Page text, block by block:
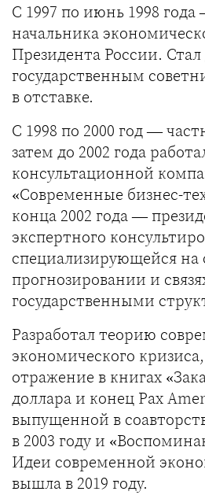
С 1997 по июнь 1998
начальника
Президента России.
государственным
в отставке.
С 1998 по 2000 год —
затем до 2002 года
консультационной
«Современные бизнес-
конца 2002 года —
экспертного
специализирующейся на
прогнозировании и
государственными
Разработал теорию
экономического
отражение в книгах
доллара и конец Pax
выпущенной в
в 2003 году и
Идеи современной
вышла в 2019 году.